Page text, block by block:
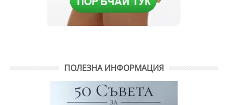
ПОЛЕЗНА ИНФОРМАЦИЯ